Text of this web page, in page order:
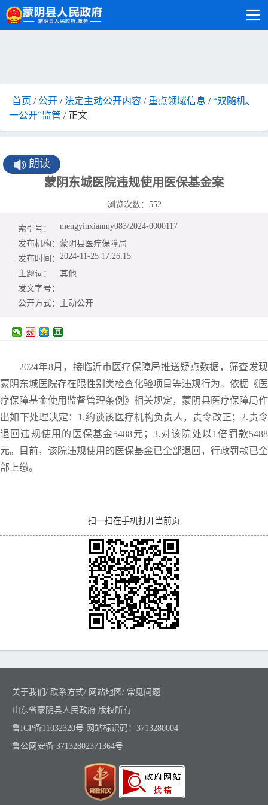
首页 / 公开 /法定主动公开内容 / 重点领域信息 /“双随机、
一公开”监管 / 正文
朗读
蒙阴东城医院违规使用医保基金案
浏览次数： 552
索引号：
mengyinxianmy083/2024-0000117
发布机构： 蒙阴县医疗保障局
发布时间： 2024-11-25 17:26:15
主题词：
其他
发文字号：
公开方式： 主动公开
2024年8月，接临沂市医疗保障局推送疑点数据，筛查发现
蒙阴东城医院存在限性别类检查化验项目等违规行为。依据《医
疗保障基金使用监督管理条例》相关规定，蒙阴县医疗保障局作
出如下处理决定：1.约谈该医疗机构负责人，责令改正；2.责令
退回违规使用的医保基金5488元；3.对该院处以1倍罚款5488
元。目前，该院违规使用的医保基金已全部退回，行政罚款已全
部上缴。
扫一扫在手机打开当前页
关于我们 / 联系方式/ 网站地图/ 常见问题
山东省蒙阴县人民政府 版权所有
鲁ICP备11032320号 网站标识码：3713280004
鲁公网安备 37132802371364号